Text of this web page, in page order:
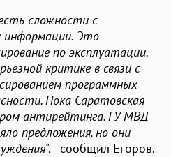
сложности с
информации. Это
по эксплуатации.
критике в связи с
программных
Пока Саратовская
антирейтинга. ГУ МВД
предложения, но они
", - сообщил Егоров.